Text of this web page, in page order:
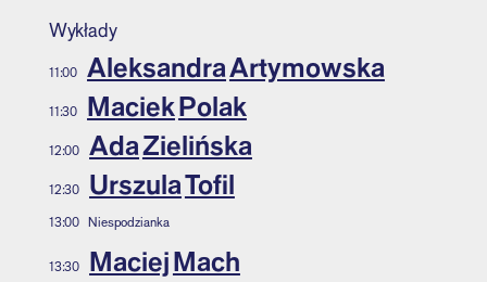
Wykłady
11:00 AleksandraArtymowska
11:30 MaciekPolak
12:00 AdaZielińska
12:30 UrszulaTofil
13:00 Niespodzianka
13:30 MaciejMach